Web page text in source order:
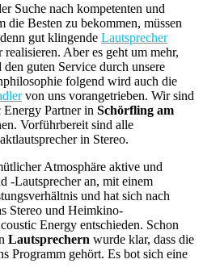
Suche nach kompetenten und
die Besten zu bekommen, müssen
gut klingende Lautsprecher
Aber es geht um mehr,
guten Service durch unsere
folgend wird auch die
von uns vorangetrieben. Wir sind
Partner in Schörfling am
Vorführbereit sind alle
in Stereo.
Atmosphäre aktive und
-Lautsprecher an, mit einem
und hat sich nach
Stereo und Heimkino-
Energy entschieden. Schon
Lautsprechern wurde klar, dass die
Programm gehört. Es bot sich eine